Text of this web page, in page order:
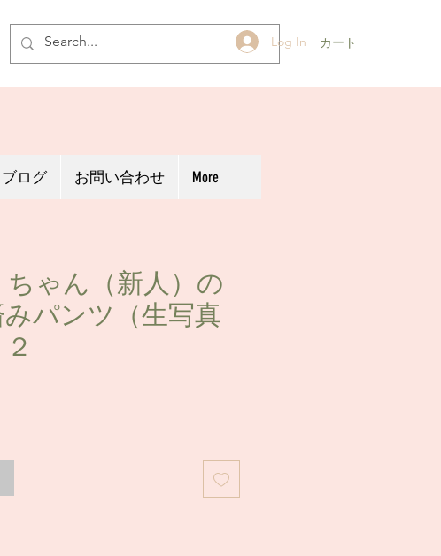
カート
Log In
ちゃん（新人）の
パンツ（生写真
ブログ お問い合わせ More